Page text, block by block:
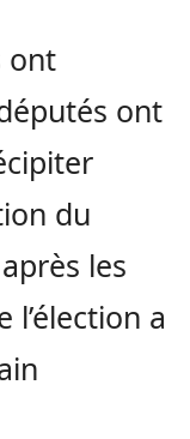
ont
ont
du
les
l’élection a